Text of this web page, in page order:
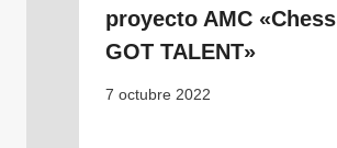
proyecto AMC «Chess
GOT TALENT»
7 octubre 2022